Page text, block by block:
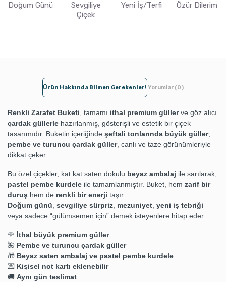
Doğum Günü
Sevgiliye
Çiçek
Yeni İş/Terfi Özür Dilerim
Ürün Hakkında Bilmen Gerekenler! Yorumlar (0)
Renkli Zarafet Buketi , tamamı ithal premium güllerve göz alıcı
çardak güllerle hazırlanmış, gösterişli ve estetik bir çiçek
tasarımıdır. Buketin içeriğinde şeftali tonlarında büyük güller,
pembe ve turuncu çardak güller, canlı ve taze görünümleriyle
dikkat çeker.
Bu özel çiçekler, kat kat saten dokulu beyaz ambalaj ile sarılarak,
pastel pembe kurdele ile tamamlanmıştır. Buket, hem zarif bir
duruş hem de renkli bir enerji taşır.
Doğum günü sevgiliye sürpriz mezuniyet yeni iş tebriği
veya sadece “gülümsemen için” demek isteyenlere hitap eder.
🌹 İthal büyük premium güller
🌺 Pembe ve turuncu çardak güller
🎁 Beyaz saten ambalaj ve pastel pembe kurdele
💌 Kişisel not kartı eklenebilir
🚚 Aynı gün teslimat